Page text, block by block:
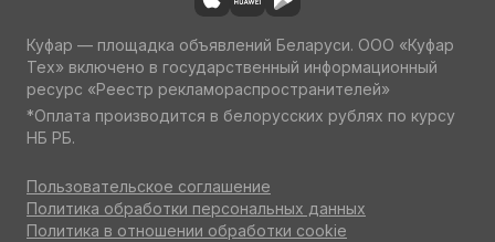
Куфар — площадка объявлений Беларуси. ООО «Куфар
Тех» включено в государственный информационный
ресурс «Реестр рекламораспространителей»
*Оплата производится в белорусских рублях по курсу
НБ РБ.
Пользовательское соглашение
Политика обработки персональных данных
Политика в отношении обработки cookie